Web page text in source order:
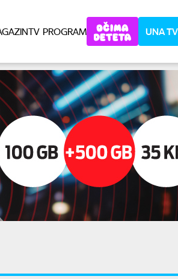
TV PROGRAM UNA TV